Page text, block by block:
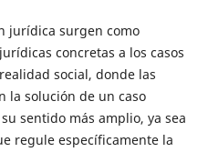
jurídica surgen como
concretas a los casos
social, donde las
la solución de un caso
sentido más amplio, ya sea
regule específicamente la